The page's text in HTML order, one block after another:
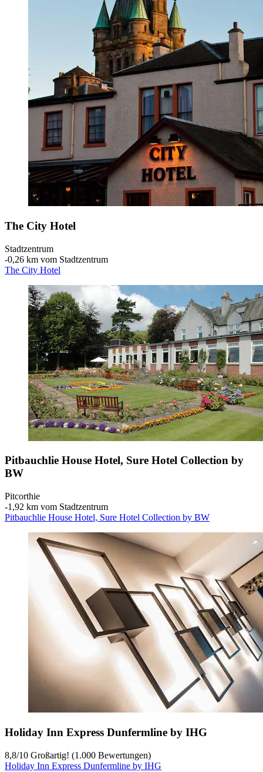
The City Hotel
Stadtzentrum
‐0,26 km vom Stadtzentrum
The City Hotel
Pitbauchlie House Hotel, Sure Hotel Collection by
BW
Pitcorthie
‐1,92 km vom Stadtzentrum
Pitbauchlie House Hotel, Sure Hotel Collection by BW
Holiday Inn Express Dunfermline by IHG
8,8/10 Großartig! (1.000 Bewertungen)
Holiday Inn Express Dunfermline by IHG